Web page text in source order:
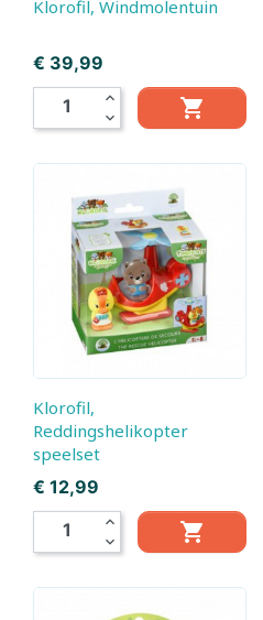
Klorofil, Windmolentuin
Prijs
€ 39,99
expand_less
expand_more

Klorofil,
Reddingshelikopter
speelset
Prijs
€ 12,99
expand_less
expand_more
